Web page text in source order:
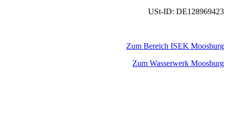
USt-ID: DE128969423
Zum Bereich ISEK Moosburg
Zum Wasserwerk Moosburg